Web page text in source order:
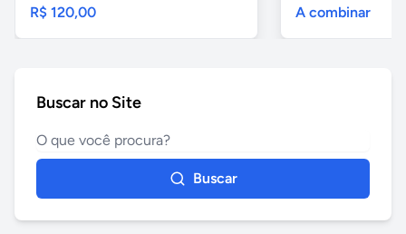
R$ 120,00 A combinar
Buscar no Site
Buscar